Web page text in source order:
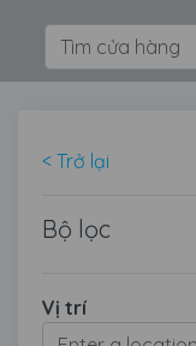
< Trở lại
Bộ lọc
Vị trí